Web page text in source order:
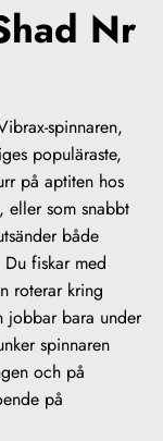
Nr
spinnaren,
populäraste,
på aptiten hos
eller som snabbt
både
fiskar med
roterar kring
jobbar bara under
spinnaren
och på
på